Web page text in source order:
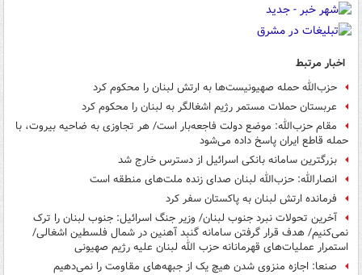
اخبار مرتبط
حزب‌الله حمله صهیونیست‌ها به ارتش لبنان را محکوم کرد
عربستان حملات مستمر رژیم اشغالگر به لبنان را محکوم کرد
مقام حزب‌الله: موضع دولت فاجعه‌بار است/ هر تجاوزی به ضاحیه بیروت، با
حمله قاطع ایران پاسخ داده می‌شود
بزرگترین سامانه بانکی اسرائیل از دسترس خارج شد
انصارالله: حزب‌الله لبنان صدای زنده ملت‌های منطقه است
فرمانده ارتش لبنان به پاکستان سفر کرد
آخرین تحولات نبرد جنوب لبنان/ وزیر جنگ اسرائیل: جنوب لبنان را ترک
نمی‌کنیم/ هدف قرار گرفتن سامانه گنبد آهنین در شمال فلسطین اشغالی/
استمرار عملیات‌های قهرمانانه حزب الله لبنان علیه رژیم صهیونی
صنعا: اجازه منزوی شدن هیچ یک از جبهه‌های مقاومت را نمی‌دهیم